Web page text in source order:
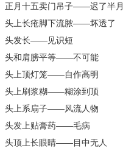
正月十五卖门吊子——迟了半月
头上长疮脚下流脓——坏透了
头发长——见识短
头和肩膀平等——不可能
头上顶灯笼——自作高明
头上刷浆糊——糊涂到顶
头上系扇子——风流人物
头发上贴膏药——毛病
头顶上长眼睛——目中无人